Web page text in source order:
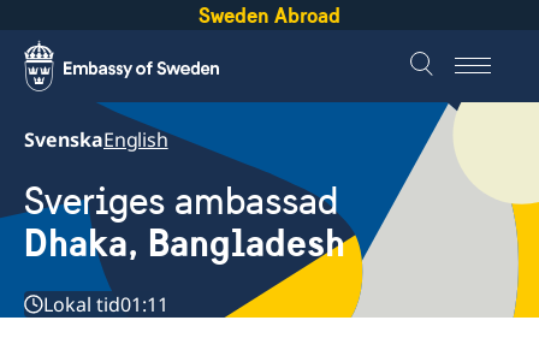
Sweden Abroad
SvenskaEnglish
Sveriges ambassad
Dhaka, Bangladesh
Lokal tid01:11